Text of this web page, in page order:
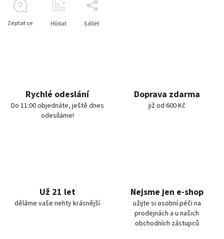
Zeptat se Hlídat Sdílet
Rychlé odeslání
Do 11:00 objednáte, ještě dnes
odesíláme!
Doprava zdarma
již od 600 Kč
Už 21 let
děláme vaše nehty krásnější
Nejsme jen e-shop
užijte si osobní péči na
prodejnách a u našich
obchodních zástupců